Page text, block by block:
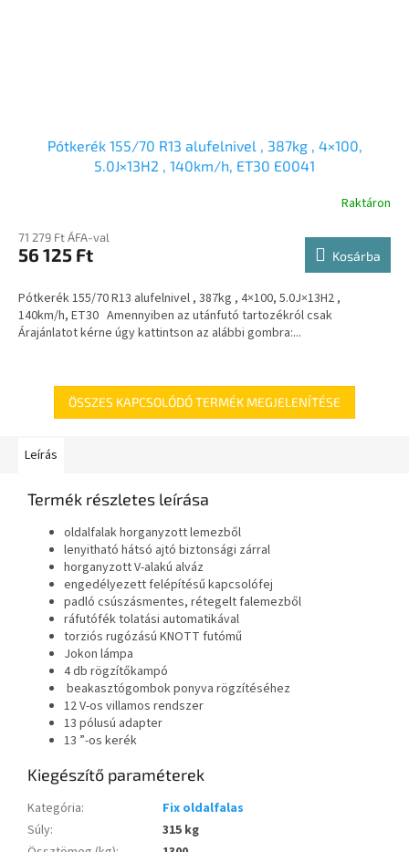
Pótkerék 155/70 R13 alufelnivel , 387kg , 4×100,
5.0J×13H2 , 140km/h, ET30 E0041
Raktáron
71 279 Ft ÁFA-val
56 125 Ft Kosárba
Pótkerék 155/70 R13 alufelnivel , 387kg , 4×100, 5.0J×13H2 ,
140km/h, ET30 Amennyiben az utánfutó tartozékról csak
Árajánlatot kérne úgy kattintson az alábbi gombra:...
ÖSSZES KAPCSOLÓDÓ TERMÉK MEGJELENÍTÉSE
Leírás
Termék részletes leírása
oldalfalak horganyzott lemezből
lenyitható hátsó ajtó biztonsági zárral
horganyzott V-alakú alváz
engedélyezett felépítésű kapcsolófej
padló csúszásmentes, rétegelt falemezből
ráfutófék tolatási automatikával
torziós rugózású KNOTT futómű
Jokon lámpa
4 db rögzítőkampó
beakasztógombok ponyva rögzítéséhez
12 V-os villamos rendszer
13 pólusú adapter
13 ”-os kerék
Kiegészítő paraméterek
Kategória:
Fix oldalfalas
Súly:
315 kg